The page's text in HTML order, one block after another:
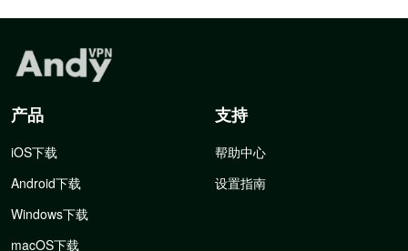
产品
iOS下载
Android下载
Windows下载
macOS下载
支持
帮助中心
设置指南